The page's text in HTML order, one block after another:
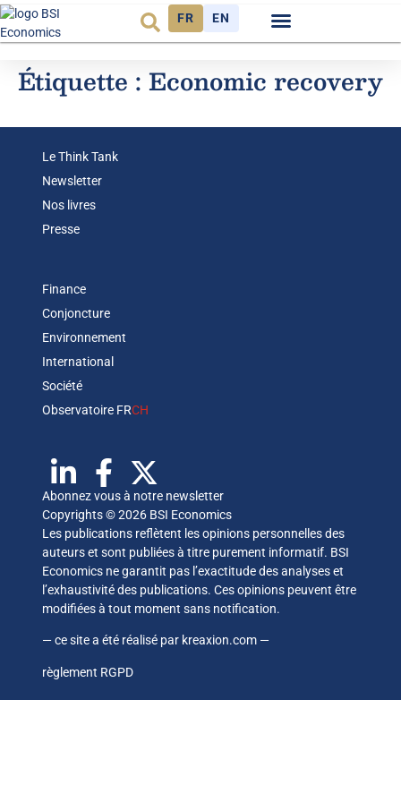
FR EN
Étiquette : Economic recovery
Le Think Tank
Newsletter
Nos livres
Presse
Finance
Conjoncture
Environnement
International
Société
Observatoire FRCH
Abonnez vous à notre newsletter
Copyrights © 2026 BSI Economics
Les publications reflètent les opinions personnelles des
auteurs et sont publiées à titre purement informatif. BSI
Economics ne garantit pas l’exactitude des analyses et
l’exhaustivité des publications. Ces opinions peuvent être
modifiées à tout moment sans notification.
— ce site a été réalisé par kreaxion.com —
règlement RGPD